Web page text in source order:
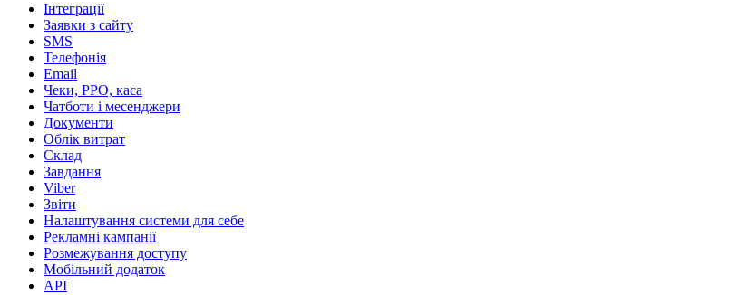
Інтеграції
Заявки з сайту
SMS
Телефонія
Email
Чеки, РРО, каса
Чатботи і месенджери
Документи
Облік витрат
Склад
Завдання
Viber
Звіти
Налаштування системи для себе
Рекламні кампанії
Розмежування доступу
Мобільний додаток
API